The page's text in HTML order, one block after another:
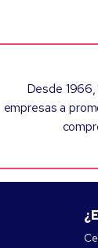
Desde
empresas a